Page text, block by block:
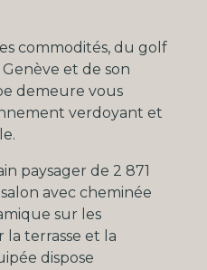
commodités, du golf
Genève et de son
demeure vous
verdoyant et
paysager de 2 871
avec cheminée
sur les
terrasse et la
dispose